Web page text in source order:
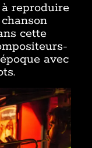
reproduire
cette
avec